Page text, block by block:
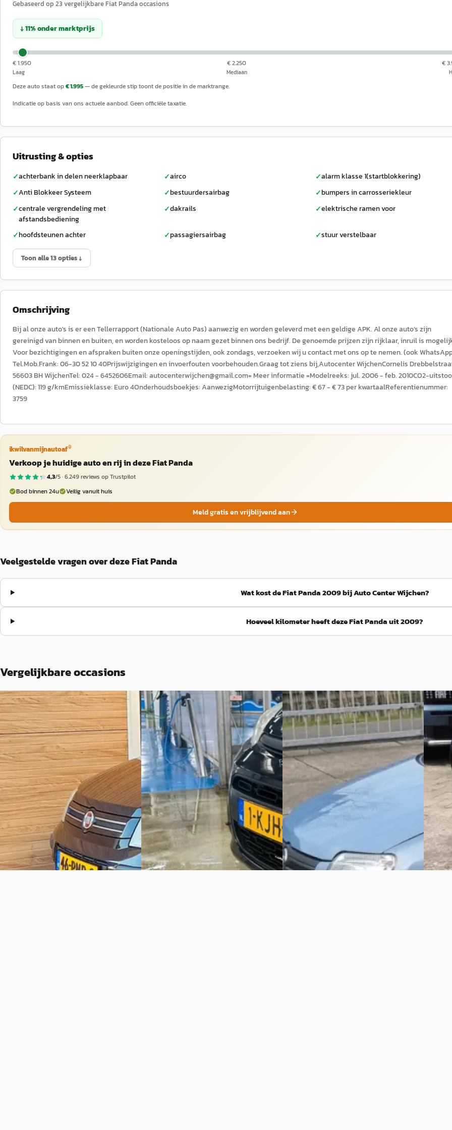
Gebaseerd op 23 vergelijkbareFiatPandaoccasions
↓11%ondermarktprijs
€ 1.950
Laag
€ 2.250
Mediaan
€
Deze auto staat op€ 1.995— de gekleurde stip toont de positie in de marktrange.
Indicatie op basis van ons actuele aanbod. Geen officiële taxatie.
Uitrusting & opties
✓achterbank in delen neerklapbaar ✓airco ✓alarm klasse 1(startblokkering)
✓Anti Blokkeer Systeem ✓bestuurdersairbag ✓bumpers in carrosseriekleur
✓centrale vergrendeling met
afstandsbediening
✓dakrails ✓elektrische ramen voor
✓hoofdsteunen achter ✓passagiersairbag ✓stuur verstelbaar
Toon alle 13 opties ↓
Omschrijving
Bij al onze auto's is er een Tellerrapport (Nationale Auto Pas) aanwezig en worden geleverd met een geldige APK. Al onze auto’s zijn
gereinigd van binnen en buiten, en worden kosteloos op naam gezet binnen ons bedrijf. De genoemde prijzen zijn rijklaar, inruil is
Voor bezichtigingen en afspraken buiten onze openingstijden, ook zondags, verzoeken wij u contact met ons op te nemen. (ook
Tel.Mob.Frank: 06-30 52 10 40Prijswijzigingen en invoerfouten voorbehouden.Graag tot ziens bij,Autocenter WijchenCornelis
56603 BH WijchenTel: 024 - 6452606Email: autocenterwijchen@gmail.com= Meer informatie =Modelreeks: jul. 2006 - feb. 2010CO2-
(NEDC): 119 g/kmEmissieklasse: Euro 4Onderhoudsboekjes: AanwezigMotorrijtuigenbelasting: € 67 - € 73 per kwartaalReferentienummer:
3759
ikwilvanmijnautoaf®
Verkoop je huidige auto en rij in deze Fiat Panda
4,3/5 ·6.249reviews op Trustpilot
Bod binnen 24u
Veilig vanuit huis
Meld gratis en vrijblijvend aan
Veelgestelde vragen over deze Fiat Panda
Wat kost de Fiat Panda 2009 bij Auto Center Wijchen?
Hoeveel kilometer heeft deze Fiat Panda uit 2009?
Vergelijkbare occasions
Fiat Panda · 2011
1.2 Edizione Cool Airco Elek. ramen
€ 2.250
Scherp geprijsd
2011 · 148.050 km · Benzine ·
Handgeschakeld
Sterk Autobedrijf· BARNEVELD
Bekijk aanbieding →
Vergelijk
Fiat Panda· 2013
0.9 TwinAir Easy/ Airco/ APK bij AFL.
€ 2.250
Scherp geprijsd
2013 · 188.589 km · Benzine ·
Handgeschakeld
Meerzij Auto’s· Capelle aan den IJssel
Bekijk aanbieding →
Vergelijk
C
Fiat Panda·2008
1.2 Edizione Cool
€ 2.250
Scherp geprijsd
2008 · 216.679 km · Benzine ·
Handgeschakeld
Autobedrijf Wester
Bekijk aanbieding →
Vergelijk
B
Fiat
1.2
2009 ·
Dirk
Bekijk
Vergelijk